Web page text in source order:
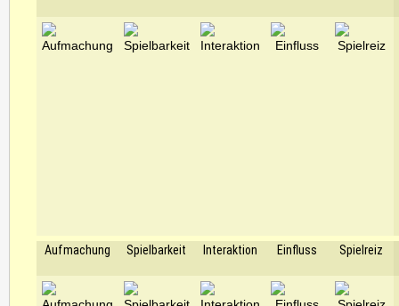
Aufmachung Spielbarkeit Interaktion Einfluss Spielreiz